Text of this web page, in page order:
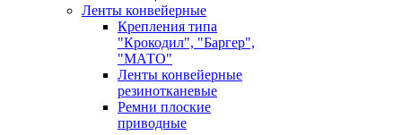
Ленты конвейерные
Крепления типа
"Крокодил", "Баргер",
"МАТО"
Ленты конвейерные
резинотканевые
Ремни плоские
приводные